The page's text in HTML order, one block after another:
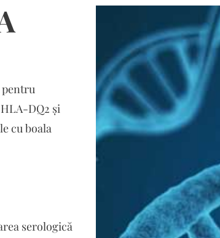
pentru
DQ2 și
cu boala
serologică